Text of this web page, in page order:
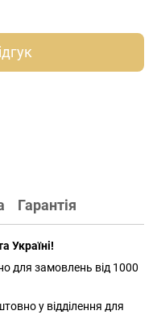
Гарантія
Україні!
для замовлень від 1000
у відділення для